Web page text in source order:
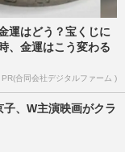
運はどう？宝くじに
、金運はこう変わる
PR(合同会社デジタルファーム )
子、W主演映画がクラ